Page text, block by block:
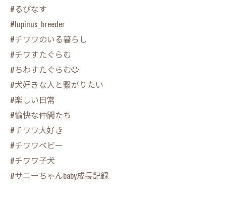
#るぴなす
#lupinus_breeder
#チワワのいる暮らし
#チワすたぐらむ
#ちわすたぐらむ🐶
#犬好きな人と繋がりたい
#楽しい日常
#愉快な仲間たち
#チワワ大好き
#チワワベビー
#チワワ子犬
#サニーちゃんbaby成長記録